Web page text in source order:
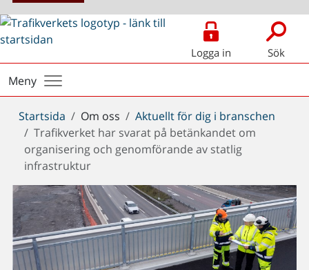
Logga in Sök
Meny
Du
är
här:
Startsida Om oss
Aktuellt för dig i branschen
Trafikverket har svarat på betänkandet om
organisering och genomförande av statlig
infrastruktur